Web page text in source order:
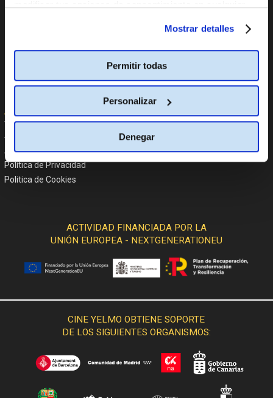
Mostrar detalles
Permitir todas
Personalizar
Denegar
Política Global de Protección
Política Global de Diversidad,
No Discriminación y No Acoso
Línea de Denuncia
Informe PCbCR
Ayuda
Atención al cliente
Aviso Legal
Política de Privacidad
Politica de Cookies
ACTIVIDAD FINANCIADA POR LA
UNIÓN EUROPEA - NEXTGENERATIONEU
CINE YELMO OBTIENE SOPORTE
DE LOS SIGUIENTES ORGANISMOS: